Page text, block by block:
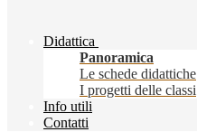
Didattica
Panoramica
Le schede didattiche
I progetti delle classi
Info utili
Contatti